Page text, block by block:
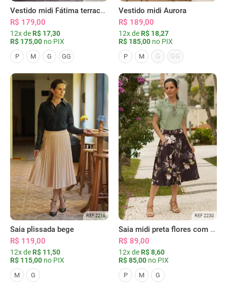
Vestido midi Fátima terracota
R$ 179,00
12x de R$ 17,30
R$ 175,00 no PIX
P M G GG
Vestido midi Aurora
R$ 189,00
12x de R$ 18,27
R$ 185,00 no PIX
P M G GG
REF 2216
Saia plissada bege
R$ 119,00
12x de R$ 11,50
R$ 115,00 no PIX
M G
REF 2230
Saia midi preta flores com bolsos
R$ 89,00
12x de R$ 8,60
R$ 85,00 no PIX
P M G